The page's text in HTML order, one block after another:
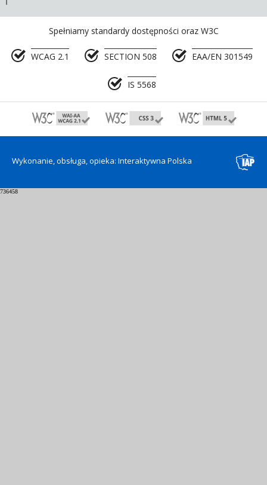
Spełniamy standardy dostępności oraz W3C
WCAG 2.1 SECTION 508 EAA/EN 301549
IS 5568
Wykonanie, obsługa, opieka: Interaktywna Polska
736458